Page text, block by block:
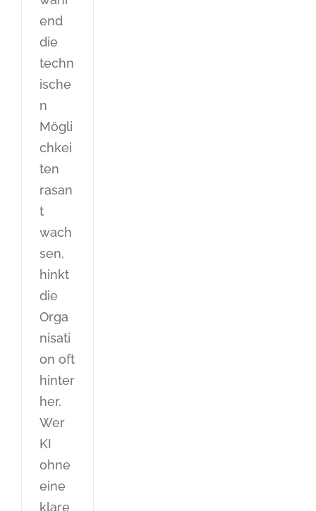
end
die
techn
ische
n
Mögli
chkei
ten
rasan
t
wach
sen,
hinkt
die
Orga
nisati
on oft
hinter
her.
Wer
KI
ohne
eine
klare